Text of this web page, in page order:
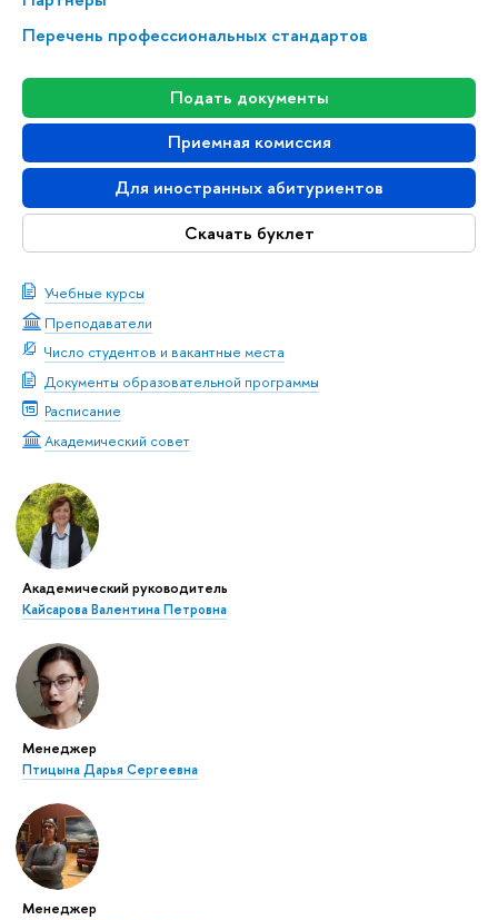
Перечень профессиональных стандартов
Подать документы
Приемная комиссия
Для иностранных абитуриентов
Скачать буклет
Учебные курсы
Преподаватели
Число студентов и вакантные места
Документы образовательной программы
Расписание
Академический совет
Академический руководитель
Кайсарова Валентина Петровна
Менеджер
Птицына Дарья Сергеевна
Менеджер